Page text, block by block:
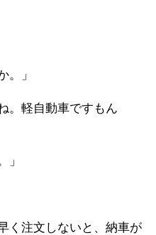
。」
。軽自動車ですもん
」
く注文しないと、納車が